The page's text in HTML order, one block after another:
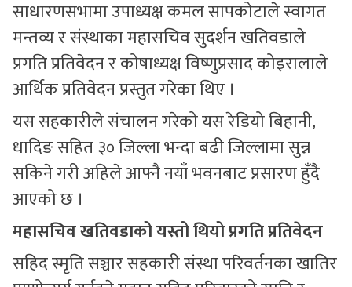
साधारणसभामा उपाध्यक्ष कमल सापकोटाले स्वागत
मन्तव्य र संस्थाका महासचिव सुदर्शन खतिवडाले
प्रगति प्रतिवेदन र कोषाध्यक्ष विष्णुप्रसाद कोइरालाले
आर्थिक प्रतिवेदन प्रस्तुत गरेका थिए ।
यस सहकारीले संचालन गरेको यस रेडियो बिहानी,
धादिङ सहित ३० जिल्ला भन्दा बढी जिल्लामा सुन्न
सकिने गरी अहिले आफ्नै नयाँ भवनबाट प्रसारण हुँदै
आएको छ ।
महासचिव खतिवडाको यस्तो थियो प्रगति प्रतिवेदन
सहिद स्मृति सञ्चार सहकारी संस्था परिवर्तनका खातिर